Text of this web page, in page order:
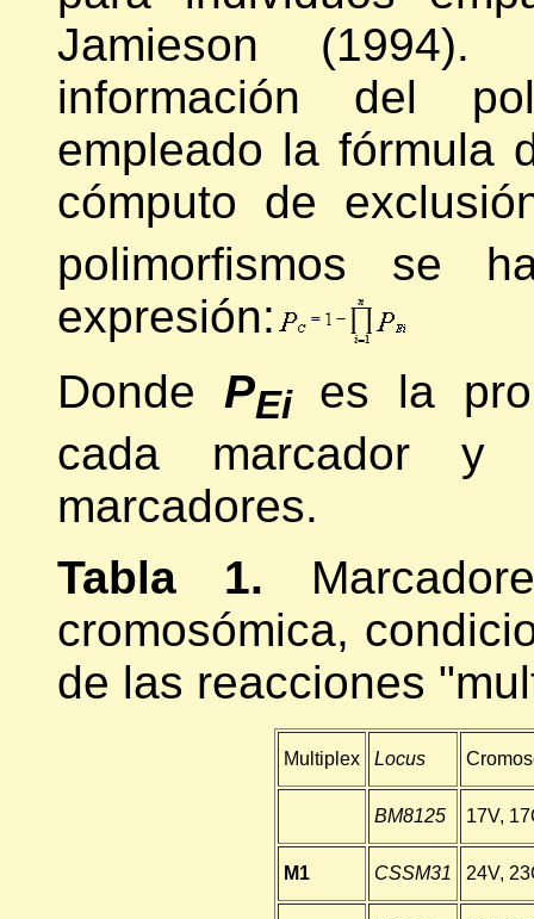
Jamieson
información del
empleado la fórmula
cómputo de
polimorfismos se
expresión:
Donde PEi es la
cada marcador
marcadores.
Tabla 1.
cromosómica,
de las reacciones
Multiplex Locus
BM8125 17V,
M1 CSSM31 24V,